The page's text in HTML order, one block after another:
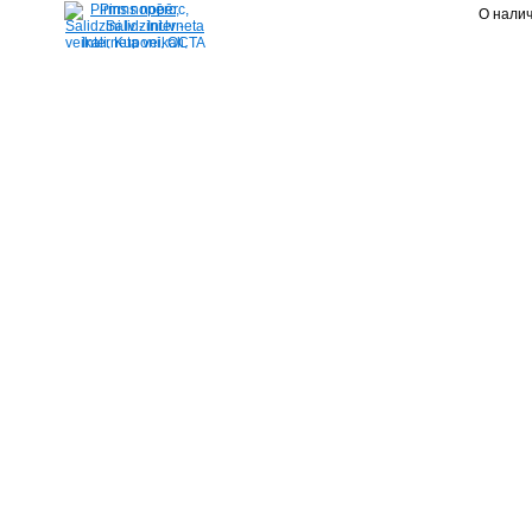
Pirms nopērc,
Salidzini.lv - Interneta
veikali, Kuponi, OCTA
О